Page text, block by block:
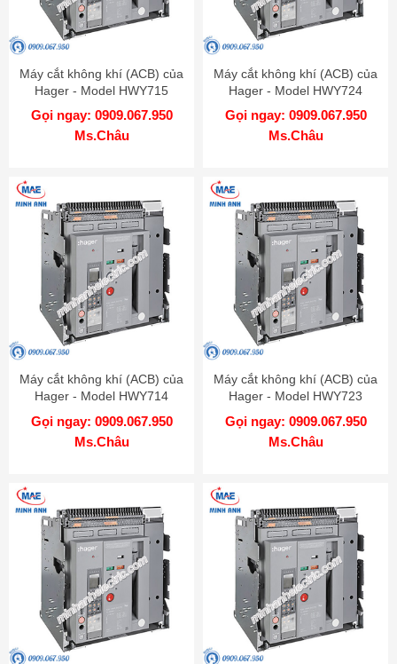
Máy cắt không khí (ACB) của
Hager - Model HWY715
Gọi ngay: 0909.067.950
Ms.Châu
Máy cắt không khí (ACB) của
Hager - Model HWY724
Gọi ngay: 0909.067.950
Ms.Châu
Máy cắt không khí (ACB) của
Hager - Model HWY714
Gọi ngay: 0909.067.950
Ms.Châu
Máy cắt không khí (ACB) của
Hager - Model HWY723
Gọi ngay: 0909.067.950
Ms.Châu